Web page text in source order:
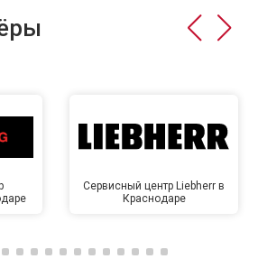
Сервисный центр Liebherr в
Краснодаре